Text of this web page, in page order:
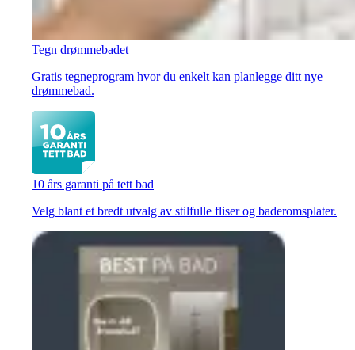
Tegn drømmebadet
Gratis tegneprogram hvor du enkelt kan planlegge ditt nye
drømmebad.
10 års garanti på tett bad
Velg blant et bredt utvalg av stilfulle fliser og baderomsplater.